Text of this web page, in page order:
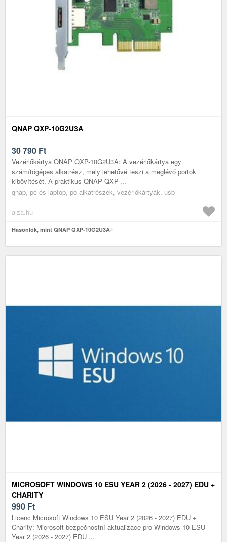
QNAP QXP-10G2U3A
30 790 Ft
Vezérlőkártya QNAP QXP-10G2U3A: A vezérlőkártya egy
számítógépes alkatrész, mely lehetővé teszi a meglévő portok
kibővítését. A praktikus QNAP QXP-...
qnap, pc és laptop, pc alkatrészek, vezérlőkártyák, usb
alza.hu
Hasonlók, mint QNAP QXP-10G2U3A
MICROSOFT WINDOWS 10 ESU YEAR 2 (2026 - 2027) EDU +
CHARITY
990 Ft
Licenc Microsoft Windows 10 ESU Year 2 (2026 - 2027) EDU +
Charity: Microsoft bezpečnostní aktualizace pro Windows 10 ESU
Year 2 (2026 - 2027) EDU ...